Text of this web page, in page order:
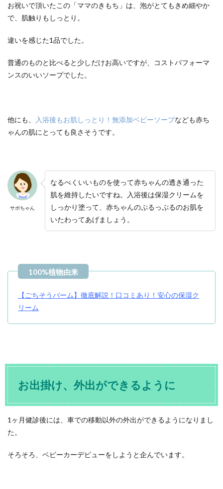
お祝いで頂いたこの「ママのきもち」は、泡がとてもきめ細やか
で、肌触りもしっとり。
違いを感じた1品でした。
普通のものと比べると少しだけお高いですが、コストパフォーマ
ンスのいいソープでした。
他にも、 入浴後もお肌しっとり！無添加ベビーソープなども赤ち
ゃんの肌にとっても良さそうです。
サボちゃん
なるべくいいものを使って赤ちゃんの透き通った
肌を維持したいですね。入浴後は保湿クリームを
しっかり塗って、赤ちゃんのぷるっぷるのお肌を
いたわってあげましょう。
【ごちそうバーム】徹底解説！口コミあり！安心の保湿ク
リーム
お出掛け、外出ができるように
1ヶ月健診後には、車での移動以外の外出ができるようになりまし
た。
そろそろ、ベビーカーデビューをしようと企んでいます。